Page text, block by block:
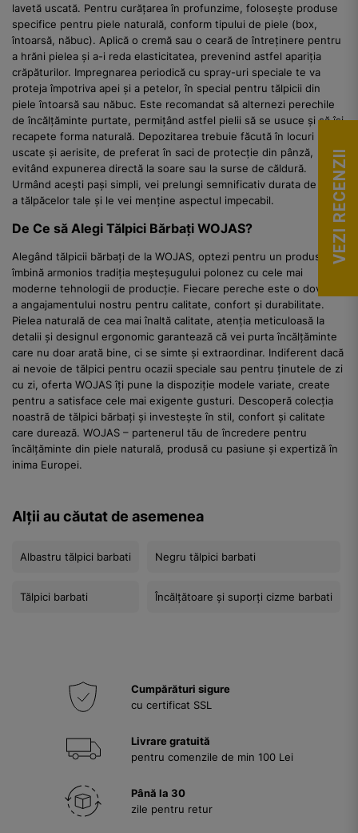
lavetă uscată. Pentru curățarea în profunzime, folosește produse
specifice pentru piele naturală, conform tipului de piele (box,
întoarsă, năbuc). Aplică o cremă sau o ceară de întreținere pentru
a hrăni pielea și a-i reda elasticitatea, prevenind astfel apariția
crăpăturilor. Impregnarea periodică cu spray-uri speciale te va
proteja împotriva apei și a petelor, în special pentru tălpicii din
piele întoarsă sau năbuc. Este recomandat să alternezi perechile
de încălțăminte purtate, permițând astfel pielii să se usuce și să își
recapete forma naturală. Depozitarea trebuie făcută în locuri
uscate și aerisite, de preferat în saci de protecție din pânză,
evitând expunerea directă la soare sau la surse de căldură.
Urmând acești pași simpli, vei prelungi semnificativ durata de viață
a tălpăcelor tale și le vei menține aspectul impecabil.
De Ce să Alegi Tălpici Bărbați WOJAS?
Alegând tălpicii bărbați de la WOJAS, optezi pentru un produs care
îmbină armonios tradiția meșteșugului polonez cu cele mai
moderne tehnologii de producție. Fiecare pereche este o dovadă
a angajamentului nostru pentru calitate, confort și durabilitate.
Pielea naturală de cea mai înaltă calitate, atenția meticuloasă la
detalii și designul ergonomic garantează că vei purta încălțăminte
care nu doar arată bine, ci se simte și extraordinar. Indiferent dacă
ai nevoie de tălpici pentru ocazii speciale sau pentru ținutele de zi
cu zi, oferta WOJAS îți pune la dispoziție modele variate, create
pentru a satisface cele mai exigente gusturi. Descoperă colecția
noastră de tălpici bărbați și investește în stil, confort și calitate
care durează. WOJAS – partenerul tău de încredere pentru
încălțăminte din piele naturală, produsă cu pasiune și expertiză în
inima Europei.
Alții au căutat de asemenea
Albastru tălpici barbati
Tălpici barbati
Negru tălpici barbati
Încălțătoare și suporți cizme barbati
Cumpărături sigure
cu certificat SSL
Livrare gratuită
pentru comenzile de min 100 Lei
Până la 30
zile pentru retur
VEZI RECENZII